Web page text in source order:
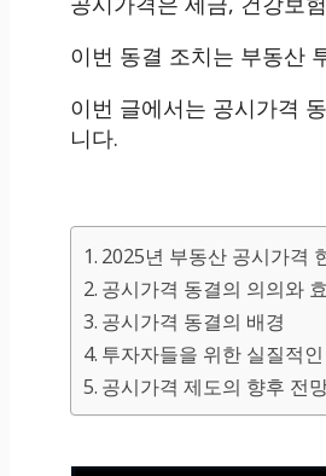
이번 동결 조치는 부동산
이번 글에서는 공시가격
니다.
2025년 부동산 공시가격
공시가격 동결의 의의와
공시가격 동결의 배경
투자자들을 위한 실질적
공시가격 제도의 향후 전